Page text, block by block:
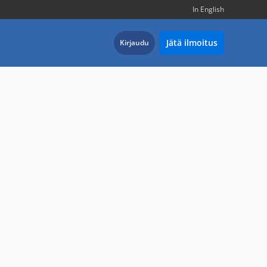
In English
Kirjaudu Jätä ilmoitus